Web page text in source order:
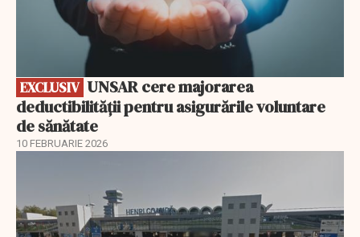
EXCLUSIV
deductibilității pentru asigurările voluntare
de sănătate
10 FEBRUARIE 2026